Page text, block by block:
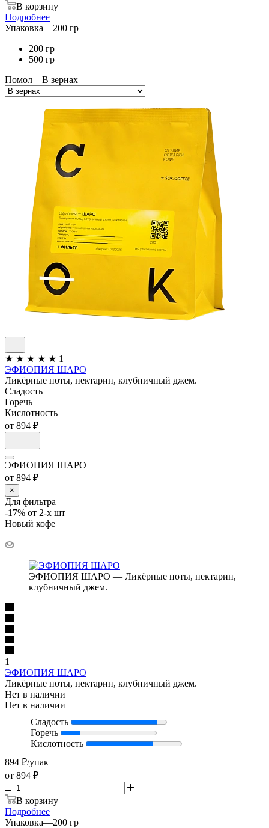
В корзину
Подробнее
Упаковка—200 гр
200 гр
500 гр
Помол—В зернах
★ ★ ★ ★ ★ 1
ЭФИОПИЯ ШАРО
Ликёрные ноты, нектарин, клубничный джем.
Сладость
Горечь
Кислотность
от 894 ₽
ЭФИОПИЯ ШАРО
от 894 ₽
×
Для фильтра
-17% от 2-х шт
Новый кофе
ЭФИОПИЯ ШАРО — Ликёрные ноты, нектарин,
клубничный джем.
1
ЭФИОПИЯ ШАРО
Ликёрные ноты, нектарин, клубничный джем.
Нет в наличии
Нет в наличии
Сладость
Горечь
Кислотность
894 ₽/упак
от 894 ₽
В корзину
Подробнее
Упаковка—200 гр